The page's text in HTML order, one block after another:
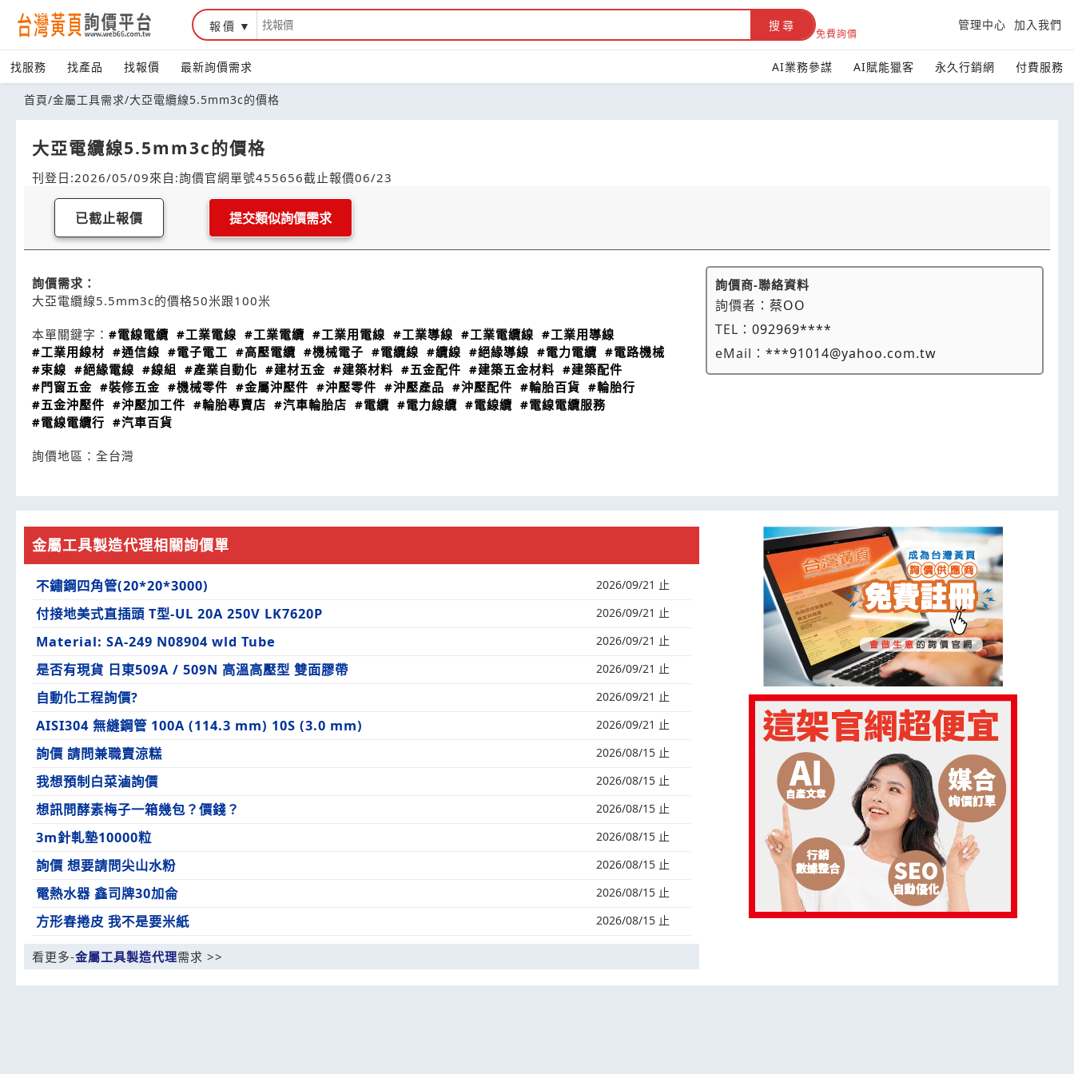
報價 搜尋
免費詢價
管理中心 加入我們
找服務 找產品 找報價 最新詢價需求 AI業務參謀 AI賦能獵客 永久行銷網 付費服務
首頁/金屬工具需求/大亞電纜線5.5mm3c的價格
大亞電纜線5.5mm3c的價格
刊登日:2026/05/09來自:詢價官網單號455656截止報價06/23
已截止報價 提交類似詢價需求
詢價需求：
大亞電纜線5.5mm3c的價格50米跟100米
本單關鍵字： #電線電纜 #工業電線 #工業電纜 #工業用電線 #工業導線 #工業電纜線 #工業用導線
#工業用線材 #通信線 #電子電工 #高壓電纜 #機械電子 #電纜線 #纜線 #絕緣導線 #電力電纜 #電路機械
#束線 #絕緣電線 #線組 #產業自動化 #建材五金 #建築材料 #五金配件 #建築五金材料 #建築配件
#門窗五金 #裝修五金 #機械零件 #金屬沖壓件 #沖壓零件 #沖壓產品 #沖壓配件 #輪胎百貨 #輪胎行
#五金沖壓件 #沖壓加工件 #輪胎專賣店 #汽車輪胎店 #電纜 #電力線纜 #電線纜 #電線電纜服務
#電線電纜行 #汽車百貨
詢價地區： 全台灣
詢價商-聯絡資料
詢價者：蔡OO
TEL：092969****
eMail：***91014@yahoo.com.tw
金屬工具製造代理相關詢價單
不鏽鋼四角管(20*20*3000) 2026/09/21 止
付接地美式直插頭 T型-UL 20A 250V LK7620P 2026/09/21 止
Material: SA-249 N08904 wld Tube 2026/09/21 止
是否有現貨 日東509A / 509N 高溫高壓型 雙面膠帶 2026/09/21 止
自動化工程詢價? 2026/09/21 止
AISI304 無縫鋼管 100A (114.3 mm) 10S (3.0 mm) 2026/09/21 止
詢價 請問兼職賣涼糕 2026/08/15 止
我想預制白菜滷詢價 2026/08/15 止
想訊問酵素梅子一箱幾包？價錢？ 2026/08/15 止
3m針軋墊10000粒 2026/08/15 止
詢價 想要請問尖山水粉 2026/08/15 止
電熱水器 鑫司牌30加侖 2026/08/15 止
方形春捲皮 我不是要米紙 2026/08/15 止
看更多-金屬工具製造代理需求 >>